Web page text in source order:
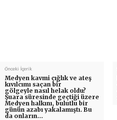
Önceki İçerik
Medyen kavmi çığlık ve ateş
kıvılcımı saçan bir
gölgeyle nasıl helak oldu?
Şuara süresinde geçtiği üzere
Medyen halkını, bulutlu bir
günün azabı yakalamıştı. Bu
da onların…